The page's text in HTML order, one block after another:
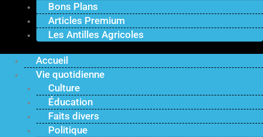
Bons Plans
Articles Premium
Les Antilles Agricoles
Accueil
Vie quotidienne
Culture
Éducation
Faits divers
Politique